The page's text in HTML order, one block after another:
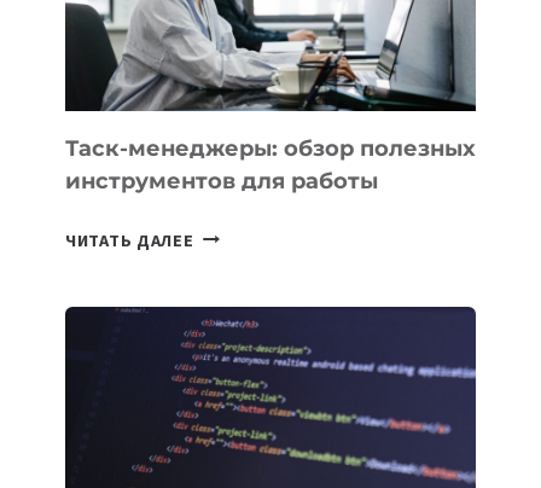
ЕМУ
МОЖНО
ПОРУЧИТЬ
УЖЕ
Таск-менеджеры: обзор полезных
инструментов для работы
ЧИТАТЬ ДАЛЕЕ ТАСК-
ПОЛЕЗНЫХ
ИНСТРУМЕНТОВ
ДЛЯ
РАБОТЫ